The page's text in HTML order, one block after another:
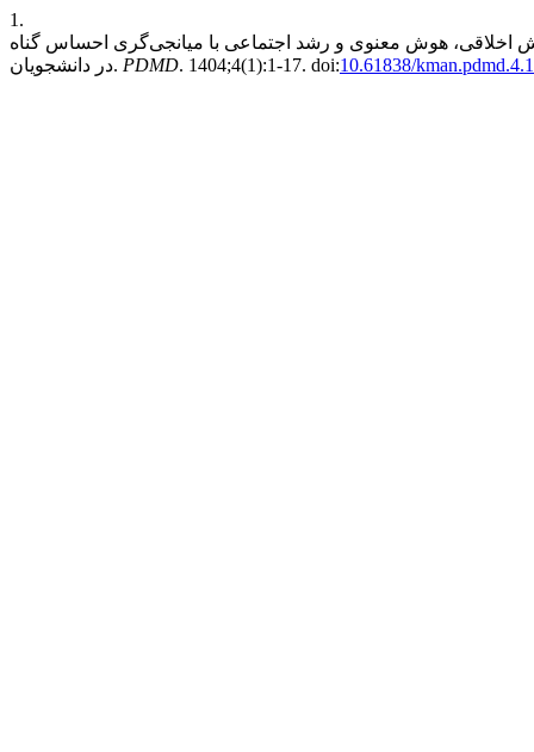
1.
هوش معنوی و رشد اجتماعی با میانجی‌گری احساس گناه
در دانشجویان. PDMD. 1404;4(1):1-17. doi:10.61838/